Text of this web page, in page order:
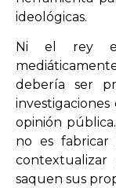
ideológicas.
Ni el rey
debería ser
opinión
no es fabricar
saquen sus